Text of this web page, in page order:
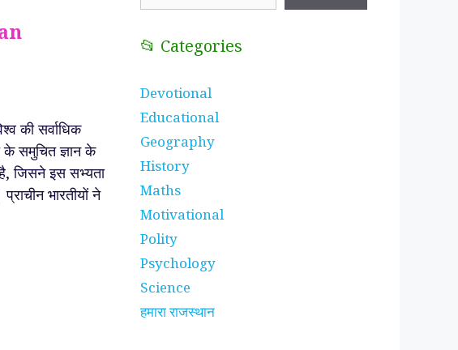
की सर्वाधिक
समुचित ज्ञान के
जिसने इस सभ्यता
भारतीयों ने
📂 Categories
Devotional
Educational
Geography
History
Maths
Motivational
Polity
Psychology
Science
हमारा राजस्थान